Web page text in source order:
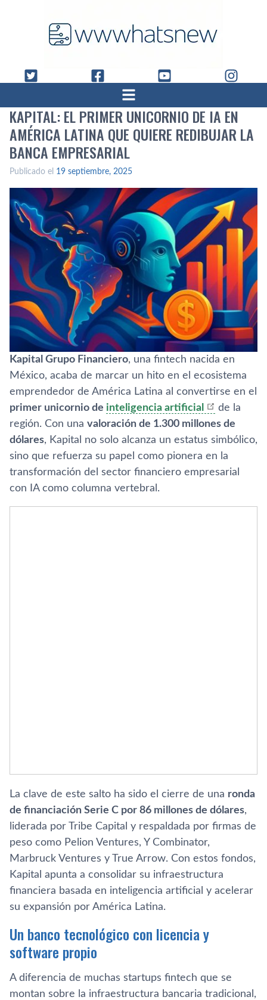
KAPITAL: EL PRIMER UNICORNIO DE IA EN
AMÉRICA LATINA QUE QUIERE REDIBUJAR LA
BANCA EMPRESARIAL
Publicado el 19 septiembre, 2025
Kapital Grupo Financiero, una fintech nacida en
México, acaba de marcar un hito en el ecosistema
emprendedor de América Latina al convertirse en el
primer unicornio de inteligencia artificial
de la
región. Con una valoración de 1.300 millones de
dólares, Kapital no solo alcanza un estatus simbólico,
sino que refuerza su papel como pionera en la
transformación del sector financiero empresarial
con IA como columna vertebral.
La clave de este salto ha sido el cierre de una ronda
de financiación Serie C por 86 millones de dólares,
liderada por Tribe Capital y respaldada por firmas de
peso como Pelion Ventures, Y Combinator,
Marbruck Ventures y True Arrow. Con estos fondos,
Kapital apunta a consolidar su infraestructura
financiera basada en inteligencia artificial y acelerar
su expansión por América Latina.
Un banco tecnológico con licencia y
software propio
A diferencia de muchas startups fintech que se
montan sobre la infraestructura bancaria tradicional,